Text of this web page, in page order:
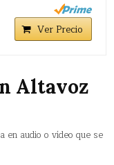
Ver Precio
Altavoz
en audio o vídeo que se